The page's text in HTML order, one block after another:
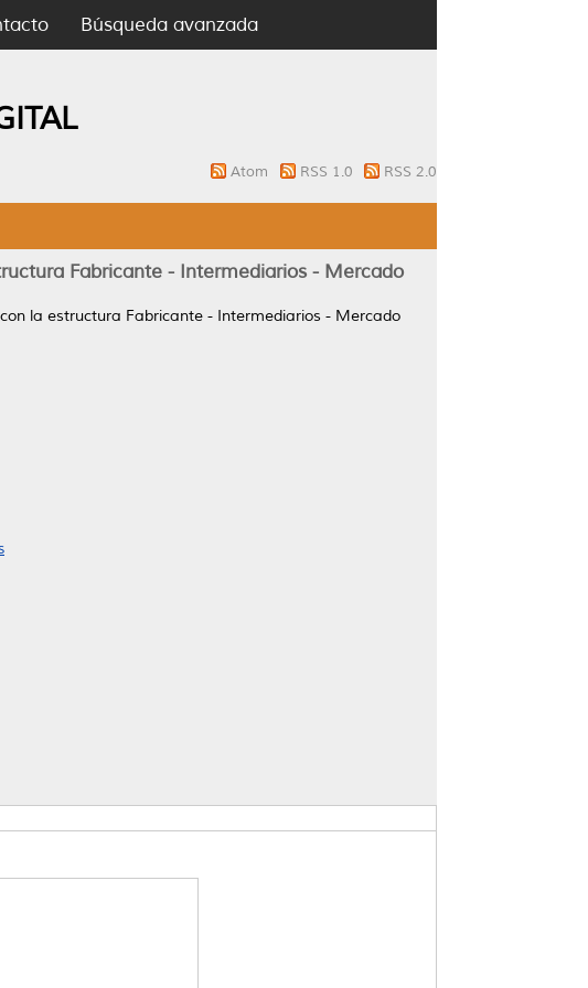
Búsqueda avanzada
Atom RSS 1.0 RSS 2.0
Fabricante - Intermediarios - Mercado
la estructura Fabricante - Intermediarios - Mercado